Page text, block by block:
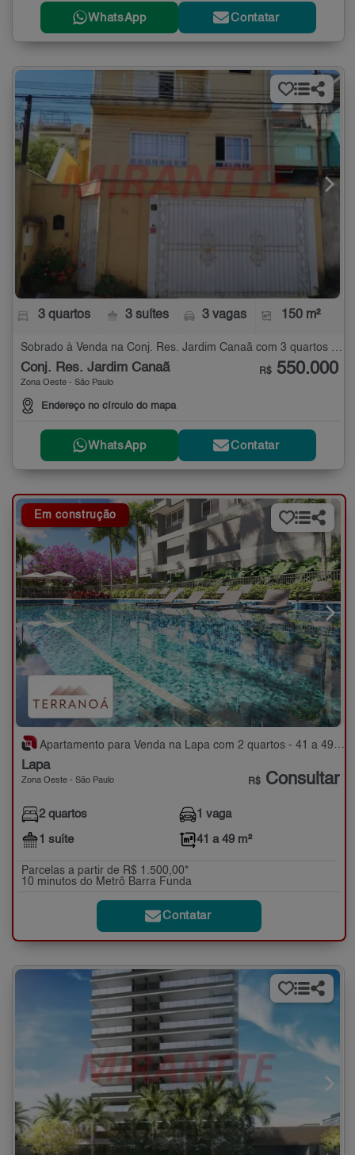
WhatsApp Contatar
3 quartos 3 suítes 3 vagas 150 m²
Sobrado à Venda na Conj. Res. Jardim Canaã com 3 quartos - 150 m²
Conj. Res. Jardim Canaã
Zona Oeste - São Paulo
Endereço no círculo do mapa
R$ 550.000
WhatsApp Contatar
Em construção
Apartamento para Venda na Lapa com 2 quartos - 41 a 49 m²
Lapa
Zona Oeste - São Paulo R$ Consultar
2 quartos
1 suíte
1 vaga
41 a 49 m²
Parcelas a partir de R$ 1.500,00*
10 minutos do Metrô Barra Funda
Contatar